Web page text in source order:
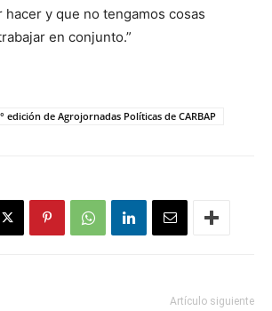
y que no tengamos cosas
en conjunto.”
edición de Agrojornadas Políticas de CARBAP
Artículo siguiente